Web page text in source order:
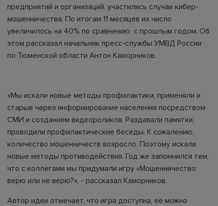
предприятий и организаций, участились случаи кибер-
мошенничества. По итогам 11 месяцев их число
увеличилось на 40% по сравнению с прошлым годом. Об
этом рассказал начальник пресс-службы УМВД России
по Тюменской области Антон Каморников.
«Мы искали новые методы профилактики, применяли и
старые через информирование населения посредством
СМИ и созданием видеороликов. Раздавали памятки,
проводили профилактические беседы. К сожалению,
количество мошенничеств возросло. Поэтому искали
новые методы противодействия. Год же запомнился тем,
что с коллегами мы придумали игру «Мошенничество:
верю или не верю?», - рассказал Каморников.
Автор идеи отмечает, что игра доступна, ее можно